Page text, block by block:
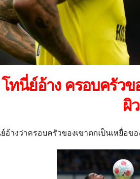
ทนี่ย์อ้าง ครอบครัวข
ผิว
อ้างว่าครอบครัวของเขาตกเป็นเหยื่อข